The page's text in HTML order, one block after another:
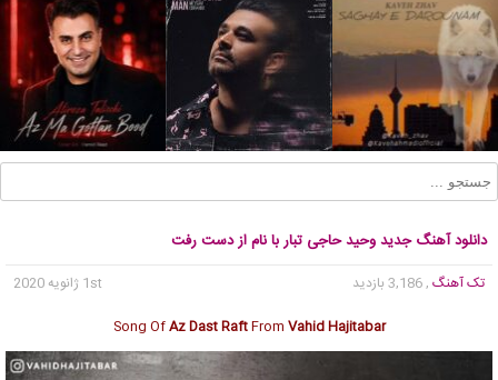
دانلود آهنگ جدید وحید حاجی تبار با نام از دست رفت
تک آهنگ , 3,186 بازدید
1st ژانویه 2020
Song OfAz Dast RaftFrom Vahid Hajitabar